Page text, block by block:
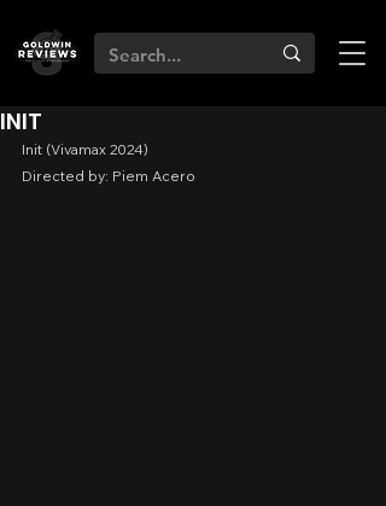
INIT
Init (Vivamax 2024)
Directed by: Piem Acero